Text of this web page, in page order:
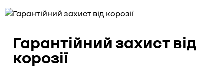
Гарантійний захист від
корозії